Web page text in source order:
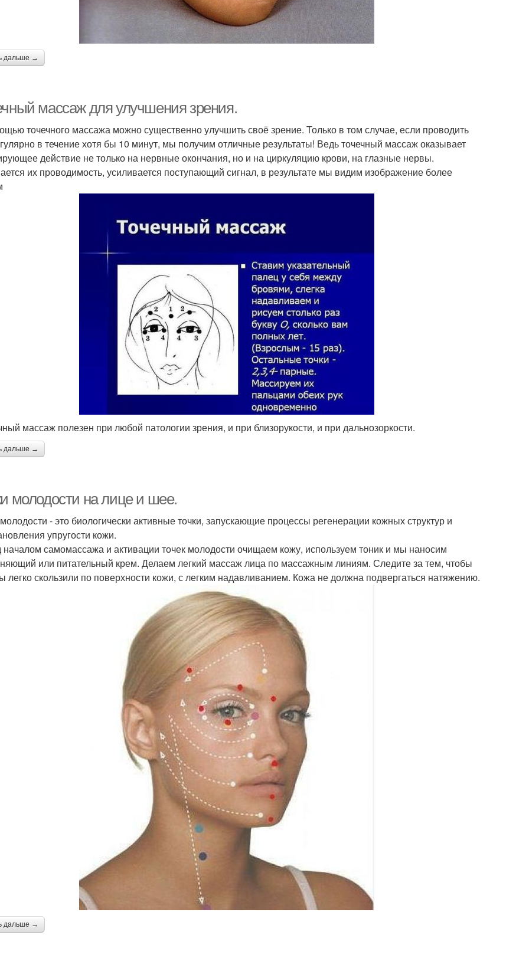
дальше →
массаж для улучшения зрения.
точечного массажа можно существенно улучшить своё зрение. Только в том случае, если проводить
в течение хотя бы 10 минут, мы получим отличные результаты! Ведь точечный массаж оказывает
действие не только на нервные окончания, но и на циркуляцию крови, на глазные нервы.
их проводимость, усиливается поступающий сигнал, в результате мы видим изображение более
массаж полезен при любой патологии зрения, и при близорукости, и при дальнозоркости.
дальше →
молодости на лице и шее.
- это биологически активные точки, запускающие процессы регенерации кожных структур и
упругости кожи.
самомассажа и активации точек молодости очищаем кожу, используем тоник и мы наносим
или питательный крем. Делаем легкий массаж лица по массажным линиям. Следите за тем, чтобы
легко скользили по поверхности кожи, с легким надавливанием. Кожа не должна подвергаться натяжению.
дальше →